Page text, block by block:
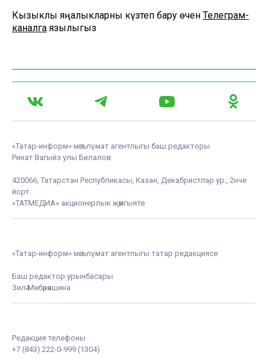
Кызыклы яңалыкларны күзәтеп бару өчен Телеграм-
каналга язылыгыз
«Татар-информ» мәгълүмат агентлыгы баш редакторы
Ринат Вагыйз улы Билалов
420066, Татарстан Республикасы, Казан, Декабристлар ур., 2нче
йорт.
«ТАТМЕДИА» акционерлык җәмгыяте
«Татар-информ» мәгълүмат агентлыгы татар редакциясе
Баш редактор урынбасары
Зилә Мөбәрәкшина
Редакция телефоны
+7 (843) 222-0-999 (1304)